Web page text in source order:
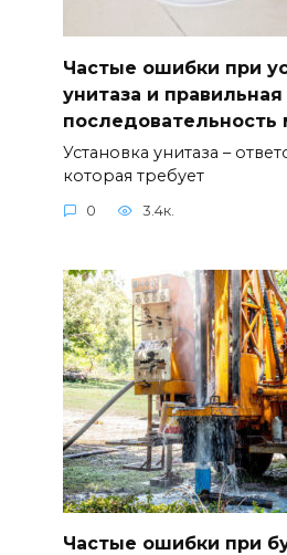
Частые ошибки при
унитаза и правильная
последовательность
Установка унитаза –
которая требует
0 3.4к.
Частые ошибки при